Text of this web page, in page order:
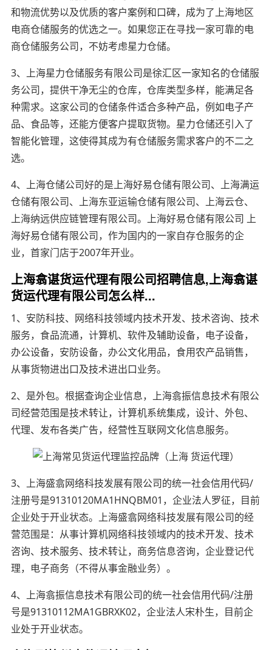
和物流优势以及优质的客户案例和口碑，成为了上海地区
电商仓储服务的优选之一。如果您正在寻找一家可靠的电
商仓储服务公司，不妨考虑星力仓储。
3、上海星力仓储服务有限公司是徐汇区一家知名的仓储服
务公司，提供干净无尘的仓库，仓库类型多样，能满足各
种需求。这家公司的仓储条件适合多种产品，例如电子产
品、食品等，还能方便客户提取货物。星力仓储还引入了
智能化管理，这使得其成为有仓储服务需求客户的不二之
选。
4、上海仓储公司好的是上海好易仓储有限公司、上海满运
仓储有限公司、上海东亚运输仓储有限公司、上海云仓、
上海纳远供应链管理有限公司。上海好易仓储有限公司 上
海好易仓储有限公司，作为国内的一家自存仓服务的企
业，首家门店于2007年开业。
上海翕谌货运代理有限公司招聘信息,上海翕谌
货运代理有限公司怎么样...
1、安防科技、网络科技领域内技术开发、技术咨询、技术
服务，食品流通，计算机、软件及辅助设备，电子设备，
办公设备，安防设备，办公文化用品，食用农产品销售，
从事货物进出口及技术进出口业务。
2、是外包。根据查询企业信息，上海翕振信息技术有限公
司经营范围是技术转让，计算机系统集成，设计、外包、
代理、发布各类广告，经营性互联网文化信息服务。
3、上海盛翕网络科技发展有限公司的统一社会信用代码/
注册号是91310120MA1HNQBM01，企业法人罗征，目前
企业处于开业状态。上海盛翕网络科技发展有限公司的经
营范围是：从事计算机网络科技领域内的技术开发、技术
咨询、技术服务、技术转让，商务信息咨询，企业登记代
理，电子商务（不得从事金融业务）。
4、上海翕振信息技术有限公司的统一社会信用代码/注册
号是91310112MA1GBRXK02，企业法人宋朴生，目前企
业处于开业状态。